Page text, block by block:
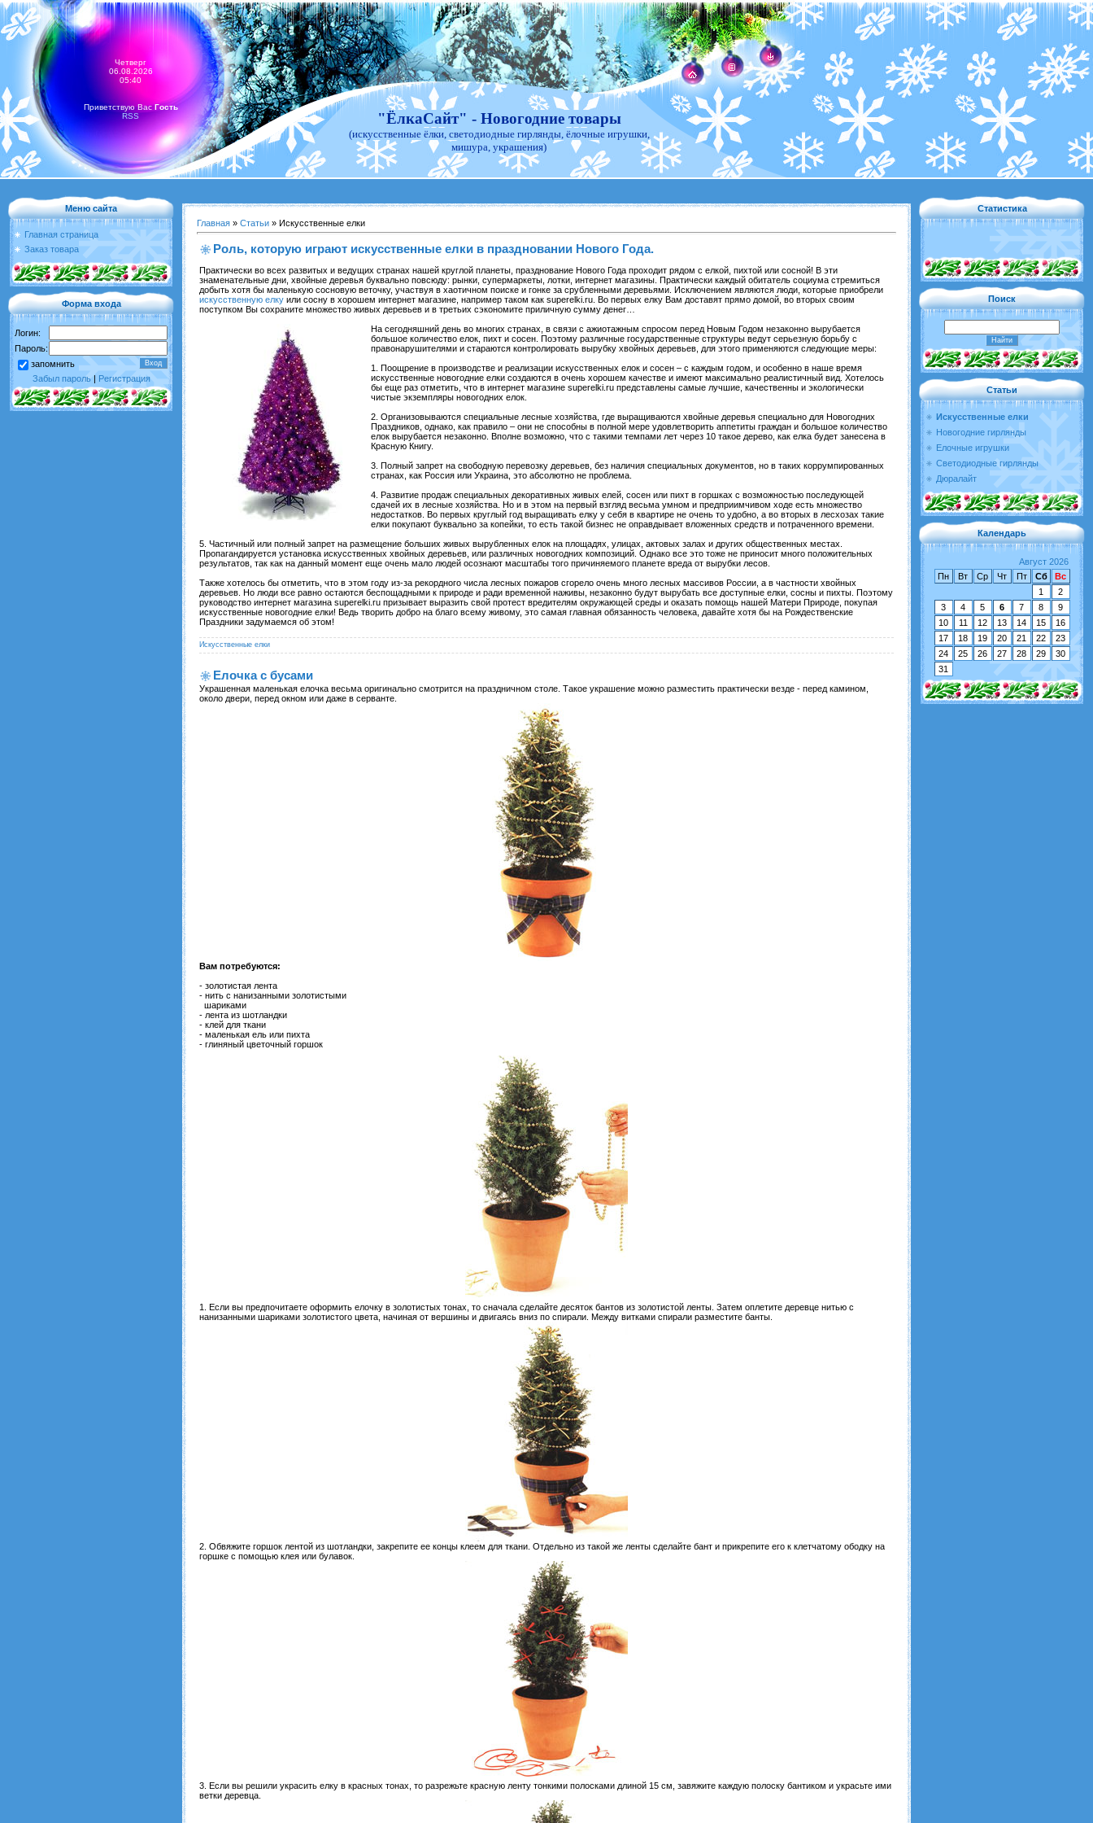
Четверг
06.08.2026
05:40
Приветствую Вас Гость
RSS
"ЁлкаСайт" - Новогодние товары
(искусственные ёлки, светодиодные гирлянды, ёлочные игрушки,
мишура, украшения)
Меню сайта
Главная страница
Заказ товара
Форма входа
Логин:
Пароль:
запомнить
Забыл пароль| Регистрация
Главная » Статьи » Искусственные елки
Роль, которую играют искусственные елки в праздновании Нового Года.
Практически во всех развитых и ведущих странах нашей круглой планеты, празднование Нового Года проходит рядом с елкой, пихтой или сосной! В эти
знаменательные дни, хвойные деревья буквально повсюду: рынки, супермаркеты, лотки, интернет магазины. Практически каждый обитатель социума стремиться
добыть хотя бы маленькую сосновую веточку, участвуя в хаотичном поиске и гонке за срубленными деревьями. Исключением являются люди, которые приобрели
искусственную елку или сосну в хорошем интернет магазине, например таком как superelki.ru. Во первых елку Вам доставят прямо домой, во вторых своим
поступком Вы сохраните множество живых деревьев и в третьих сэкономите приличную сумму денег…
На сегодняшний день во многих странах, в связи с ажиотажным спросом перед Новым Годом незаконно вырубается
большое количество елок, пихт и сосен. Поэтому различные государственные структуры ведут серьезную борьбу с
правонарушителями и стараются контролировать вырубку хвойных деревьев, для этого применяются следующие меры:
1. Поощрение в производстве и реализации искусственных елок и сосен – с каждым годом, и особенно в наше время
искусственные новогодние елки создаются в очень хорошем качестве и имеют максимально реалистичный вид. Хотелось
бы еще раз отметить, что в интернет магазине superelki.ru представлены самые лучшие, качественны и экологически
чистые экземпляры новогодних елок.
2. Организовываются специальные лесные хозяйства, где выращиваются хвойные деревья специально для Новогодних
Праздников, однако, как правило – они не способны в полной мере удовлетворить аппетиты граждан и большое количество
елок вырубается незаконно. Вполне возможно, что с такими темпами лет через 10 такое дерево, как елка будет занесена в
Красную Книгу.
3. Полный запрет на свободную перевозку деревьев, без наличия специальных документов, но в таких коррумпированных
странах, как Россия или Украина, это абсолютно не проблема.
4. Развитие продаж специальных декоративных живых елей, сосен или пихт в горшках с возможностью последующей
сдачей их в лесные хозяйства. Но и в этом на первый взгляд весьма умном и предприимчивом ходе есть множество
недостатков. Во первых круглый год выращивать елку у себя в квартире не очень то удобно, а во вторых в лесхозах такие
елки покупают буквально за копейки, то есть такой бизнес не оправдывает вложенных средств и потраченного времени.
5. Частичный или полный запрет на размещение больших живых вырубленных елок на площадях, улицах, актовых залах и других общественных местах.
Пропагандируется установка искусственных хвойных деревьев, или различных новогодних композиций. Однако все это тоже не приносит много положительных
результатов, так как на данный момент еще очень мало людей осознают масштабы того причиняемого планете вреда от вырубки лесов.
Также хотелось бы отметить, что в этом году из-за рекордного числа лесных пожаров сгорело очень много лесных массивов России, а в частности хвойных
деревьев. Но люди все равно остаются беспощадными к природе и ради временной наживы, незаконно будут вырубать все доступные елки, сосны и пихты. Поэтому
руководство интернет магазина superelki.ru призывает выразить свой протест вредителям окружающей среды и оказать помощь нашей Матери Природе, покупая
искусственные новогодние елки! Ведь творить добро на благо всему живому, это самая главная обязанность человека, давайте хотя бы на Рождественские
Праздники задумаемся об этом!
Искусственные елки
Елочка с бусами
Украшенная маленькая елочка весьма оригинально смотрится на праздничном столе. Такое украшение можно разместить практически везде - перед камином,
около двери, перед окном или даже в серванте.
Вам потребуются:
- золотистая лента
- нить с нанизанными золотистыми
шариками
- лента из шотландки
- клей для ткани
- маленькая ель или пихта
- глиняный цветочный горшок
1. Если вы предпочитаете оформить елочку в золотистых тонах, то сначала сделайте десяток бантов из золотистой ленты. Затем оплетите деревце нитью с
нанизанными шариками золотистого цвета, начиная от вершины и двигаясь вниз по спирали. Между витками спирали разместите банты.
2. Обвяжите горшок лентой из шотландки, закрепите ее концы клеем для ткани. Отдельно из такой же ленты сделайте бант и прикрепите его к клетчатому ободку на
горшке с помощью клея или булавок.
3. Если вы решили украсить елку в красных тонах, то разрежьте красную ленту тонкими полосками длиной 15 см, завяжите каждую полоску бантиком и украсьте ими
ветки деревца.
Статистика
Поиск
Статьи
Искусственные елки
Новогодние гирлянды
Елочные игрушки
Светодиодные гирлянды
Дюралайт
Календарь
Август 2026
Пн
Вт Ср Чт Пт Сб
Вс
1
2
3
4 5 6 7 8
9
10
11 12 13 14 15
16
17
18 19 20 21 22
23
24
25 26 27 28 29
30
31